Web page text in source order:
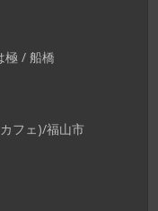
極 / 船橋
フェ)/福山市